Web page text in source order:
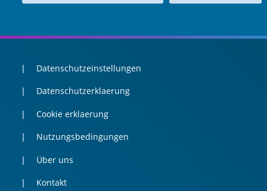
Datenschutzeinstellungen
Datenschutzerklaerung
Cookie erklaerung
Nutzungsbedingungen
Über uns
Kontakt